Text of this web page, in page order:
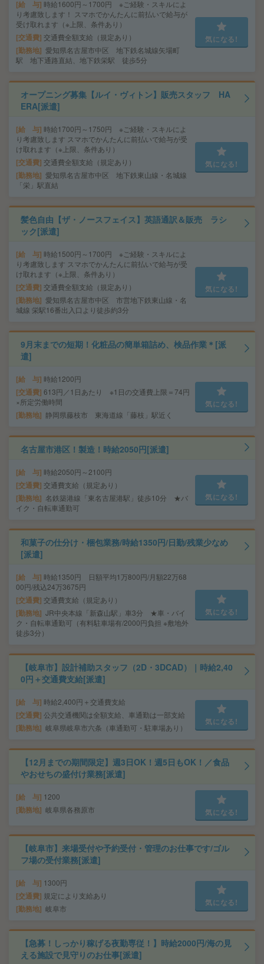
給 与 時給1600円～1700円 ※ご経験・スキルによ
り考慮致します！ スマホでかんたんに前払いで給与が
受け取れます（※上限、条件あり）
交通費 交通費全額支給（規定あり）
勤務地 愛知県名古屋市中区 地下鉄名城線矢場町
駅 地下通路直結、地下鉄栄駅 徒歩5分
気になる!
オープニング募集【ルイ・ヴィトン】販売スタッフ HA
ERA[派遣]
給 与 時給1700円～1750円 ※ご経験・スキルによ
り考慮致します スマホでかんたんに前払いで給与が受
け取れます（※上限、条件あり）
交通費 交通費全額支給（規定あり）
勤務地 愛知県名古屋市中区 地下鉄東山線・名城線
「栄」駅直結
気になる!
髪色自由【ザ・ノースフェイス】英語通訳＆販売 ラシ
ック[派遣]
給 与 時給1500円～1700円 ※ご経験・スキルによ
り考慮致します スマホでかんたんに前払いで給与が受
け取れます（※上限、条件あり）
交通費 交通費全額支給（規定あり）
勤務地 愛知県名古屋市中区 市営地下鉄東山線・名
城線 栄駅16番出入口より徒歩約3分
気になる!
9月末までの短期！化粧品の簡単箱詰め、検品作業＊[派
遣]
給 与 時給1200円
交通費 613円／1日あたり ※1日の交通費上限＝74円
×所定労働時間
勤務地 静岡県藤枝市 東海道線「藤枝」駅近く
気になる!
名古屋市港区！製造！時給2050円[派遣]
給 与 時給2050円～2100円
交通費 交通費支給（規定あり）
勤務地 名鉄築港線「東名古屋港駅」徒歩10分 ★バ
イク・自転車通勤可
気になる!
和菓子の仕分け・梱包業務/時給1350円/日勤/残業少なめ
[派遣]
給 与 時給1350円 日額平均1万800円/月額22万68
00円/残込24万3675円
交通費 交通費支給（規定あり）
勤務地 JR中央本線「新森山駅」車3分 ★車・バイ
ク・自転車通勤可（有料駐車場有/2000円負担 ※敷地外
徒歩3分）
気になる!
【岐阜市】設計補助スタッフ（2D・3DCAD）｜時給2,40
0円＋交通費支給[派遣]
給 与 時給2,400円＋交通費支給
交通費 公共交通機関は全額支給、車通勤は一部支給
勤務地 岐阜県岐阜市六条（車通勤可・駐車場あり）
気になる!
【12月までの期間限定】週3日OK！週5日もOK！／食品
やおせちの盛付け業務[派遣]
給 与 1200
勤務地 岐阜県各務原市 気になる!
【岐阜市】来場受付や予約受付・管理のお仕事です/ゴル
フ場の受付業務[派遣]
給 与 1300円
交通費 規定により支給あり
勤務地 岐阜市
気になる!
【急募！しっかり稼げる夜勤専従！】時給2000円/海の見
える施設で見守りのお仕事[派遣]